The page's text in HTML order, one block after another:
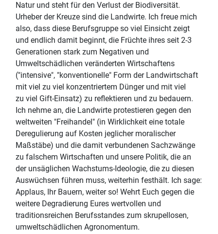
Natur und steht für den Verlust der Biodiversität.
Urheber der Kreuze sind die Landwirte. Ich freue mich
also, dass diese Berufsgruppe so viel Einsicht zeigt
und endlich damit beginnt, die Früchte ihres seit 2-3
Generationen stark zum Negativen und
Umweltschädlichen veränderten Wirtschaftens
("intensive", "konventionelle" Form der Landwirtschaft
mit viel zu viel konzentriertem Dünger und mit viel
zu viel Gift-Einsatz) zu reflektieren und zu bedauern.
Ich nehme an, die Landwirte protestieren gegen den
weltweiten "Freihandel" (in Wirklichkeit eine totale
Deregulierung auf Kosten jeglicher moralischer
Maßstäbe) und die damit verbundenen Sachzwänge
zu falschem Wirtschaften und unsere Politik, die an
der unsäglichen Wachstums-Ideologie, die zu diesen
Auswüchsen führen muss, weiterhin festhält. Ich sage:
Applaus, Ihr Bauern, weiter so! Wehrt Euch gegen die
weitere Degradierung Eures wertvollen und
traditionsreichen Berufsstandes zum skrupellosen,
umweltschädlichen Agronomentum.